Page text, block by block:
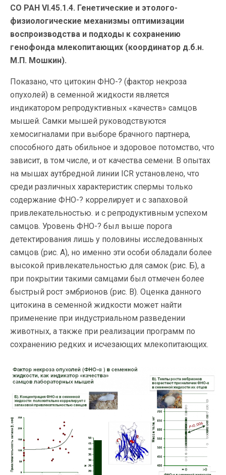
СО РАН VI.45.1.4. Генетические и этолого-
физиологические механизмы оптимизации
воспроизводства и подходы к сохранению
генофонда млекопитающих (координатор д.б.н.
М.П. Мошкин).
Показано, что цитокин ФНО-? (фактор некроза
опухолей) в семенной жидкости является
индикатором репродуктивных «качеств» самцов
мышей. Самки мышей руководствуются
хемосигналами при выборе брачного партнера,
способного дать обильное и здоровое потомство, что
зависит, в том числе, и от качества семени. В опытах
на мышах аутбредной линии ICR установлено, что
среди различных характеристик спермы только
содержание ФНО-? коррелирует и с запаховой
привлекательностью. и с репродуктивным успехом
самцов. Уровень ФНО-? был выше порога
детектирования лишь у половины исследованных
самцов (рис. А), но именно эти особи обладали более
высокой привлекательностью для самок (рис. Б), а
при покрытии такими самцами был отмечен более
быстрый рост эмбрионов (рис. В). Оценка данного
цитокина в семенной жидкости может найти
применение при индустриальном разведении
животных, а также при реализации программ по
сохранению редких и исчезающих млекопитающих.